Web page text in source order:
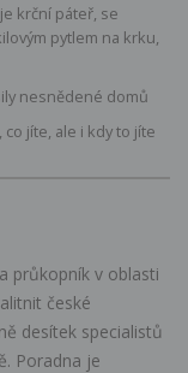
krční páteř, se
pytlem na krku,
nesnědené domů
jíte, ale i kdy to jíte
průkopník v oblasti
české
desítek specialistů
Poradna je